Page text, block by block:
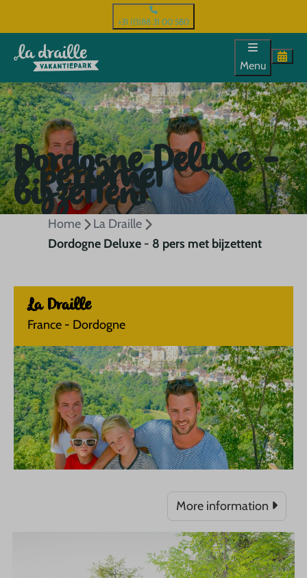
+31 (0)88 31 00 580
Menu
Dordogne Deluxe -
8 pers met
bijzettent
Home
La Draille
Dordogne Deluxe - 8 pers met bijzettent
La Draille
France - Dordogne
More information